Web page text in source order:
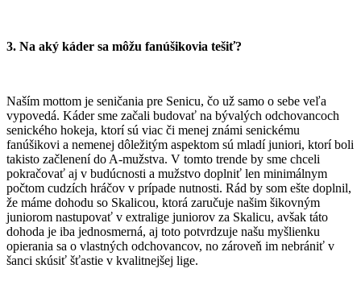
3. Na aký káder sa môžu fanúšikovia tešiť?
Naším mottom je seničania pre Senicu, čo už samo o sebe veľa
vypovedá. Káder sme začali budovať na bývalých odchovancoch
senického hokeja, ktorí sú viac či menej známi senickému
fanúšikovi a nemenej dôležitým aspektom sú mladí juniori, ktorí boli
takisto začlenení do A-mužstva. V tomto trende by sme chceli
pokračovať aj v budúcnosti a mužstvo doplniť len minimálnym
počtom cudzích hráčov v prípade nutnosti. Rád by som ešte doplnil,
že máme dohodu so Skalicou, ktorá zaručuje našim šikovným
juniorom nastupovať v extralige juniorov za Skalicu, avšak táto
dohoda je iba jednosmerná, aj toto potvrdzuje našu myšlienku
opierania sa o vlastných odchovancov, no zároveň im nebrániť v
šanci skúsiť šťastie v kvalitnejšej lige.